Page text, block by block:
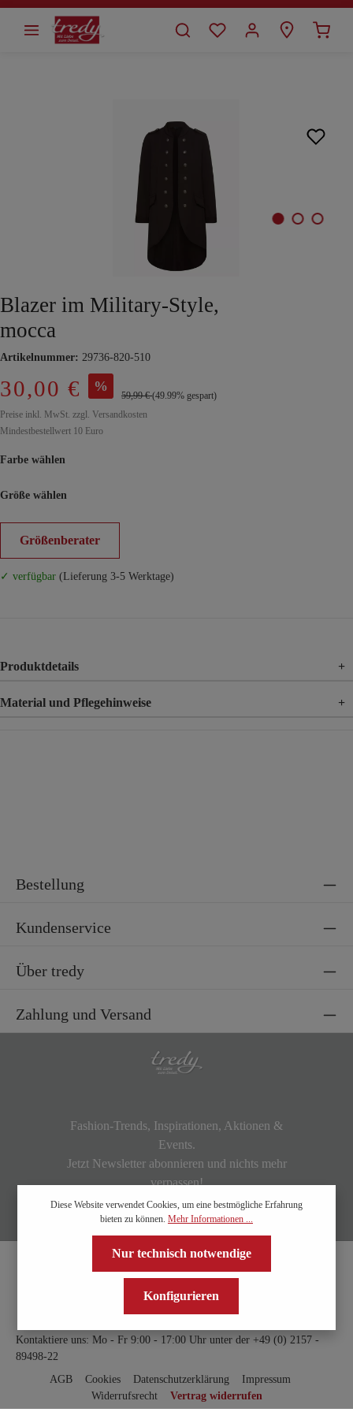
springen
Blazer im Military-Style,
mocca
Artikelnummer: 29736-820-510
30,00 € %
59,99 €(49.99% gespart)
Preise inkl. MwSt. zzgl. Versandkosten
Mindestbestellwert 10 Euro
Farbe wählen
Größe wählen
Größenberater
✓ verfügbar (Lieferung 3-5 Werktage)
Produktdetails +
Material und Pflegehinweise +
Bestellung
Kundenservice
Über tredy
Zahlung und Versand
Fashion-Trends, Inspirationen, Aktionen &
Events.
Jetzt Newsletter abonnieren und nichts mehr
verpassen!
Kontaktiere uns: Mo - Fr 9:00 - 17:00 Uhr unter der +49 (0) 2157 -
89498-22
AGB
Cookies Datenschutzerklärung
Impressum
Widerrufsrecht
Vertrag widerrufen
Diese Website verwendet Cookies, um eine bestmögliche Erfahrung
bieten zu können. Mehr Informationen ...
Nur technisch notwendige
Konfigurieren